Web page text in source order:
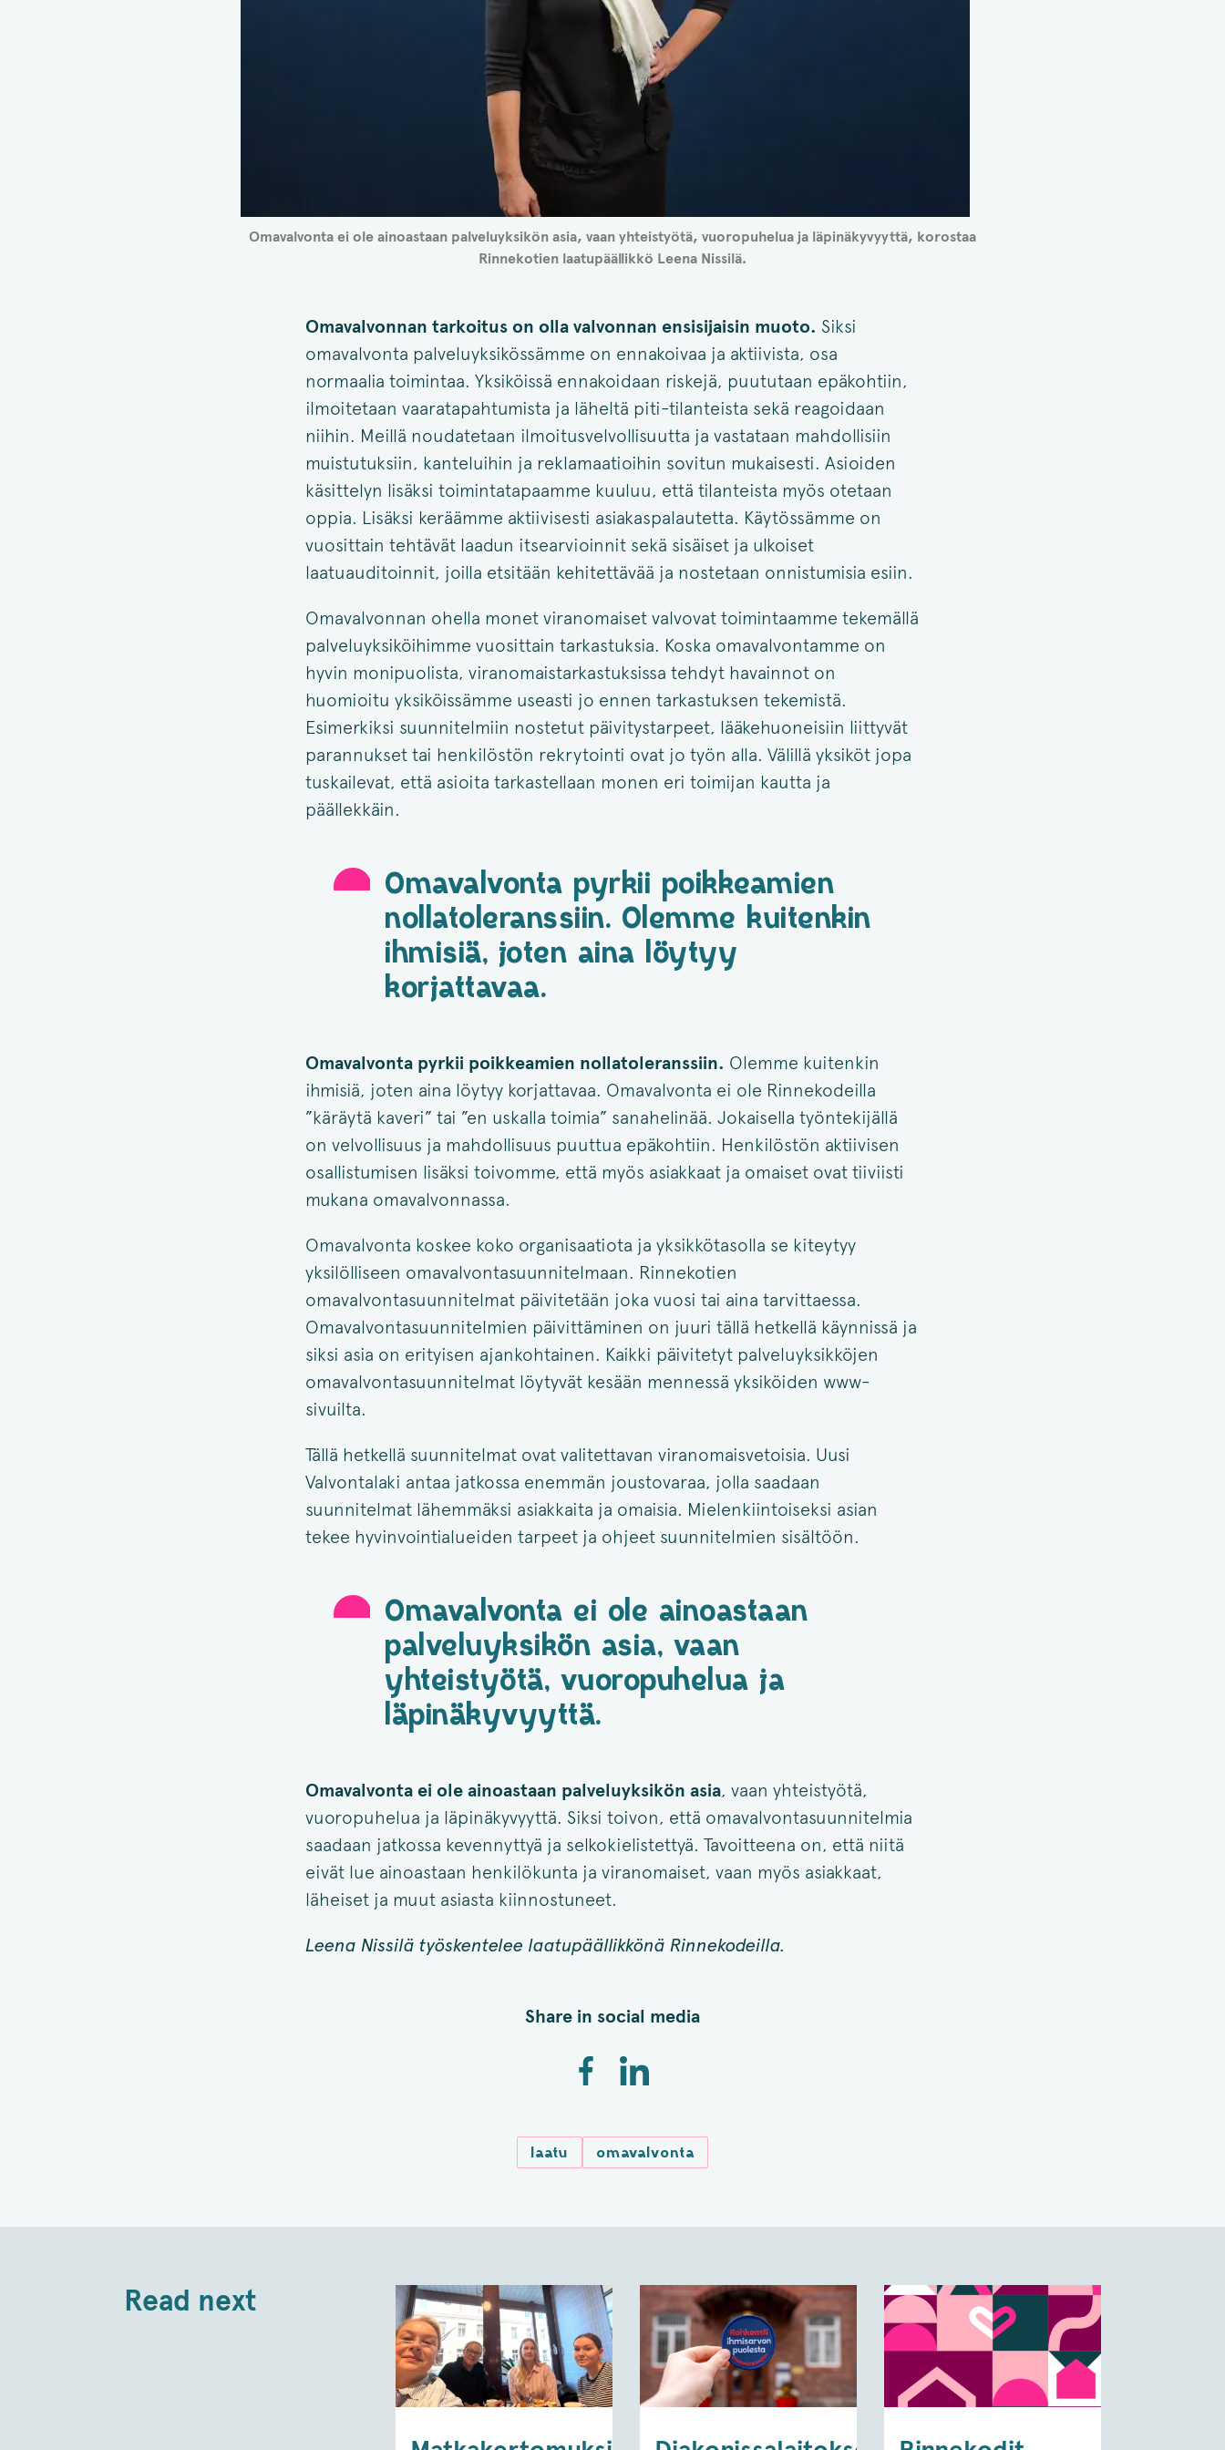
Omavalvonta ei ole ainoastaan palveluyksikön asia, vaan yhteistyötä, vuoropuhelua ja läpinäkyvyyttä, korostaa
Rinnekotien laatupäällikkö Leena Nissilä.
Omavalvonnan tarkoitus on olla valvonnan ensisijaisin muoto. Siksi
omavalvonta palveluyksikössämme on ennakoivaa ja aktiivista, osa
normaalia toimintaa. Yksiköissä ennakoidaan riskejä, puututaan epäkohtiin,
ilmoitetaan vaaratapahtumista ja läheltä piti-tilanteista sekä reagoidaan
niihin. Meillä noudatetaan ilmoitusvelvollisuutta ja vastataan mahdollisiin
muistutuksiin, kanteluihin ja reklamaatioihin sovitun mukaisesti. Asioiden
käsittelyn lisäksi toimintatapaamme kuuluu, että tilanteista myös otetaan
oppia. Lisäksi keräämme aktiivisesti asiakaspalautetta. Käytössämme on
vuosittain tehtävät laadun itsearvioinnit sekä sisäiset ja ulkoiset
laatuauditoinnit, joilla etsitään kehitettävää ja nostetaan onnistumisia esiin.
Omavalvonnan ohella monet viranomaiset valvovat toimintaamme tekemällä
palveluyksiköihimme vuosittain tarkastuksia. Koska omavalvontamme on
hyvin monipuolista, viranomaistarkastuksissa tehdyt havainnot on
huomioitu yksiköissämme useasti jo ennen tarkastuksen tekemistä.
Esimerkiksi suunnitelmiin nostetut päivitystarpeet, lääkehuoneisiin liittyvät
parannukset tai henkilöstön rekrytointi ovat jo työn alla. Välillä yksiköt jopa
tuskailevat, että asioita tarkastellaan monen eri toimijan kautta ja
päällekkäin.
Omavalvonta pyrkii poikkeamien
nollatoleranssiin. Olemme kuitenkin
ihmisiä, joten aina löytyy
korjattavaa.
Omavalvonta pyrkii poikkeamien nollatoleranssiin. Olemme kuitenkin
ihmisiä, joten aina löytyy korjattavaa. Omavalvonta ei ole Rinnekodeilla
”käräytä kaveri” tai ”en uskalla toimia” sanahelinää. Jokaisella työntekijällä
on velvollisuus ja mahdollisuus puuttua epäkohtiin. Henkilöstön aktiivisen
osallistumisen lisäksi toivomme, että myös asiakkaat ja omaiset ovat tiiviisti
mukana omavalvonnassa.
Omavalvonta koskee koko organisaatiota ja yksikkötasolla se kiteytyy
yksilölliseen omavalvontasuunnitelmaan. Rinnekotien
omavalvontasuunnitelmat päivitetään joka vuosi tai aina tarvittaessa.
Omavalvontasuunnitelmien päivittäminen on juuri tällä hetkellä käynnissä ja
siksi asia on erityisen ajankohtainen. Kaikki päivitetyt palveluyksikköjen
omavalvontasuunnitelmat löytyvät kesään mennessä yksiköiden www-
sivuilta.
Tällä hetkellä suunnitelmat ovat valitettavan viranomaisvetoisia. Uusi
Valvontalaki antaa jatkossa enemmän joustovaraa, jolla saadaan
suunnitelmat lähemmäksi asiakkaita ja omaisia. Mielenkiintoiseksi asian
tekee hyvinvointialueiden tarpeet ja ohjeet suunnitelmien sisältöön.
Omavalvonta ei ole ainoastaan
palveluyksikön asia, vaan
yhteistyötä, vuoropuhelua ja
läpinäkyvyyttä.
Omavalvonta ei ole ainoastaan palveluyksikön asia, vaan yhteistyötä,
vuoropuhelua ja läpinäkyvyyttä. Siksi toivon, että omavalvontasuunnitelmia
saadaan jatkossa kevennyttyä ja selkokielistettyä. Tavoitteena on, että niitä
eivät lue ainoastaan henkilökunta ja viranomaiset, vaan myös asiakkaat,
läheiset ja muut asiasta kiinnostuneet.
Leena Nissilä työskentelee laatupäällikkönä Rinnekodeilla.
Share in social media
laatu omavalvonta
Read next